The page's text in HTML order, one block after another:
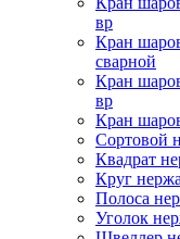
вр
Кран
сварной
Кран
вр
Кран
Сортовой
Квадрат
Круг
Полоса
Уголок